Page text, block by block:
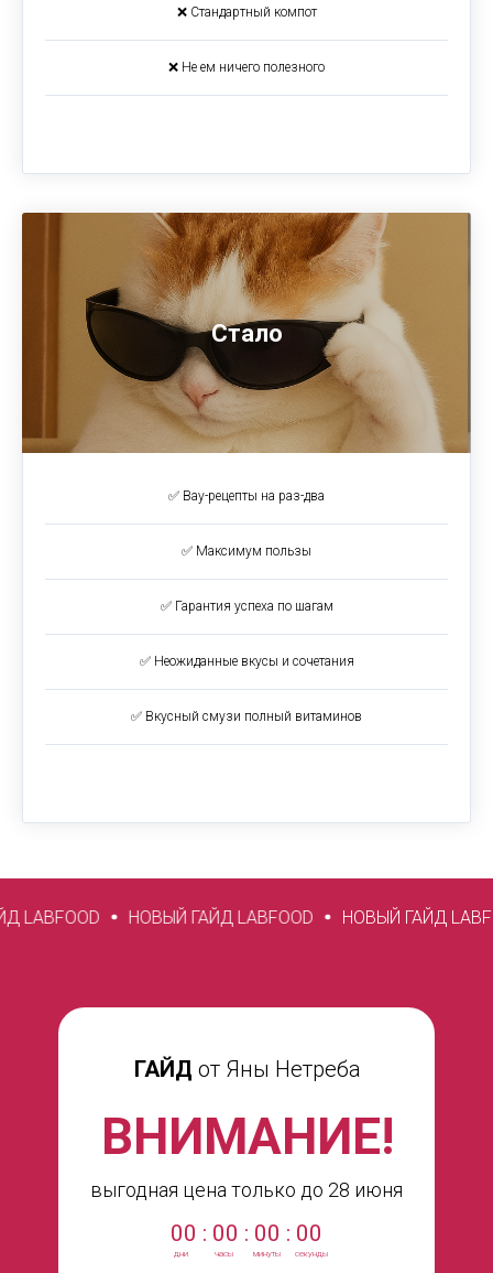
❌ Стандартный компот
❌ Не ем ничего полезного
Стало
✅ Вау-рецепты на раз-два
✅ Максимум пользы
✅ Гарантия успеха по шагам
✅ Неожиданные вкусы и сочетания
✅ Вкусный смузи полный витаминов
НОВЫЙ ГАЙД LABFOOD НОВЫЙ ГАЙД LABFOOD НОВЫЙ
ВНИМАНИЕ!
выгодная цена только до 28 июня
ГАЙД от Яны Нетреба
секунды
минуты
дни часы
00 : 00 : 00 : 00